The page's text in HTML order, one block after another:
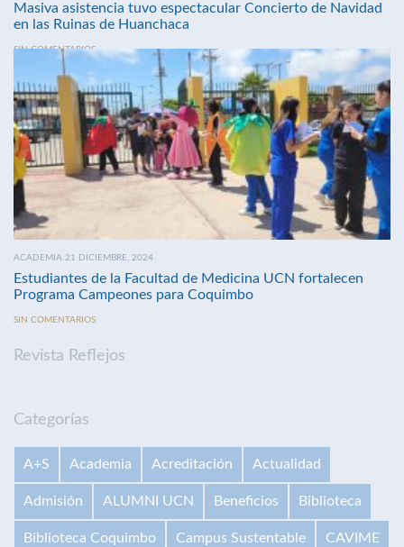
Masiva asistencia tuvo espectacular Concierto de Navidad
en las Ruinas de Huanchaca
SIN COMENTARIOS
ACADEMIA 21 DICIEMBRE, 2024
Estudiantes de la Facultad de Medicina UCN fortalecen
Programa Campeones para Coquimbo
SIN COMENTARIOS
Revista Reflejos
Categorías
A+S Academia Acreditación Actualidad
Admisión ALUMNI UCN Beneficios Biblioteca
Biblioteca Coquimbo Campus Sustentable CAVIME